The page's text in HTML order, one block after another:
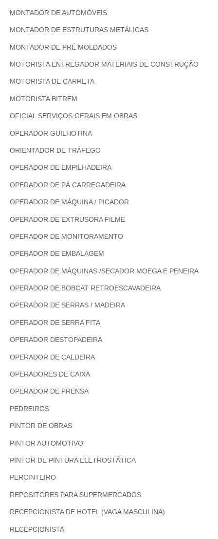
MONTADOR DE AUTOMÓVEIS
MONTADOR DE ESTRUTURAS METÁLICAS
MONTADOR DE PRÉ MOLDADOS
MOTORISTA ENTREGADOR MATERIAIS DE CONSTRUÇÃO
MOTORISTA DE CARRETA
MOTORISTA BITREM
OFICIAL SERVIÇOS GERAIS EM OBRAS
OPERADOR GUILHOTINA
ORIENTADOR DE TRÁFEGO
OPERADOR DE EMPILHADEIRA
OPERADOR DE PÁ CARREGADEIRA
OPERADOR DE MÁQUINA / PICADOR
OPERADOR DE EXTRUSORA FILME
OPERADOR DE MONITORAMENTO
OPERADOR DE EMBALAGEM
OPERADOR DE MÁQUINAS /SECADOR MOEGA E PENEIRA
OPERADOR DE BOBCAT RETROESCAVADEIRA
OPERADOR DE SERRAS / MADEIRA
OPERADOR DE SERRA FITA
OPERADOR DESTOPADEIRA
OPERADOR DE CALDEIRA
OPERADORES DE CAIXA
OPERADOR DE PRENSA
PEDREIROS
PINTOR DE OBRAS
PINTOR AUTOMOTIVO
PINTOR DE PINTURA ELETROSTÁTICA
PERCINTEIRO
REPOSITORES PARA SUPERMERCADOS
RECEPCIONISTA DE HOTEL (VAGA MASCULINA)
RECEPCIONISTA